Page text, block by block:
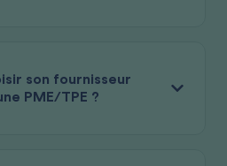
son fournisseur
PME/TPE ?